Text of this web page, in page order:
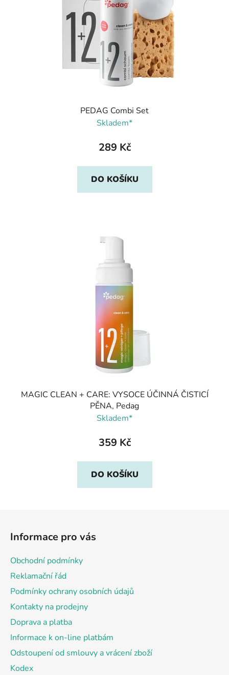
PEDAG Combi Set
Skladem*
289 Kč
DO KOŠÍKU
MAGIC CLEAN + CARE: VYSOCE ÚČINNÁ ČISTICÍ
PĚNA, Pedag
Skladem*
359 Kč
DO KOŠÍKU
Informace pro vás
Obchodní podmínky
Reklamační řád
Podmínky ochrany osobních údajů
Kontakty na prodejny
Doprava a platba
Informace k on-line platbám
Odstoupení od smlouvy a vrácení zboží
Kodex